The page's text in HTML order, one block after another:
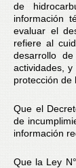
de
información
evaluar el
refiere al
desarrollo
actividades,
protección de
Que el
de
información
Que la Ley